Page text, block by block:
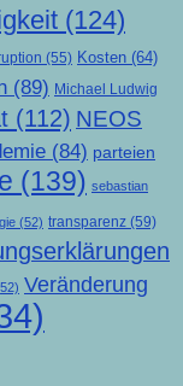
(124)
(55) Kosten (64)
(89) Michael Ludwig
(112) NEOS
(84) parteien
(139) sebastian
(52) transparenz (59)
Veränderung